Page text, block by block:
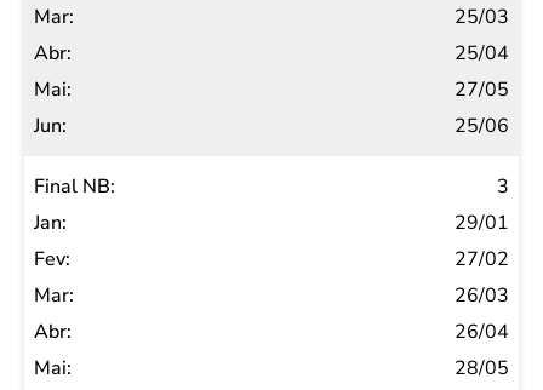
25/03
25/04
27/05
25/06
3
29/01
27/02
26/03
26/04
28/05